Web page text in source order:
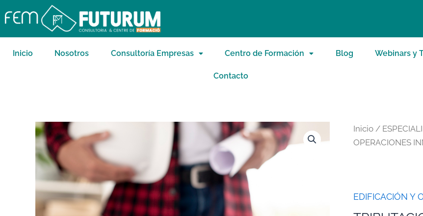
Inicio Nosotros Consultoría Empresas Centro de Formación Blog Webinars y
Contacto
Inicio /
OPERACIONES
EDIFICACIÓN Y